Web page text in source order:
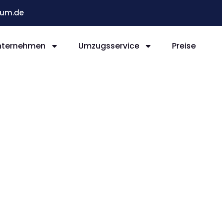
Umzugsservice Preise